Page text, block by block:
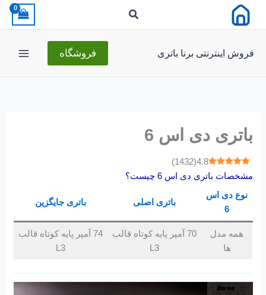
فروش اینترنتی برنا باتری فروشگاه
باتری دی اس 6
4.8
(
1432
)
مشخصات باتری دی اس 6 چیست؟
نوع دی اس
6
باتری اصلی باتری جایگزین
همه مدل
ها
70 آمپر پایه کوتاه قالب
L3
74 آمپر پایه کوتاه قالب
L3